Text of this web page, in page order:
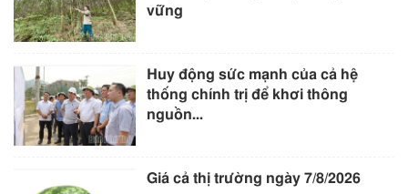
vững
Huy động sức mạnh của cả hệ
thống chính trị để khơi thông
nguồn...
Giá cả thị trường ngày 7/8/2026